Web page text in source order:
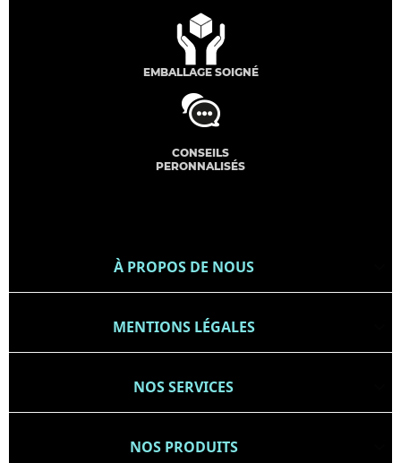
EMBALLAGE SOIGNÉ
CONSEILS
PERONNALISÉS
À PROPOS DE NOUS
MENTIONS LÉGALES
NOS SERVICES
NOS PRODUITS